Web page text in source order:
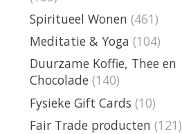
Spiritueel Wonen (461)
Meditatie & Yoga (104)
Duurzame Koffie, Thee en
Chocolade (140)
Fysieke Gift Cards (10)
Fair Trade producten (121)